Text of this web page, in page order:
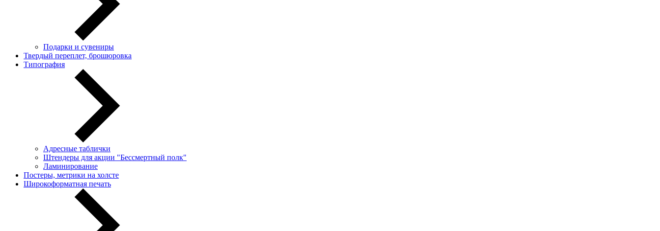
Подарки и сувениры
Твердый переплет, брошюровка
Типография
Адресные таблички
Штендеры для акции "Бессмертный полк"
Ламинирование
Постеры, метрики на холсте
Широкоформатная печать